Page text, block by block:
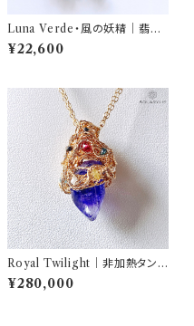
Luna Verde・風の妖精｜翡翠
＆グリーンオパール ピアス（K14
GF）｜AQUARYLIS
¥22,600
Royal Twilight｜非加熱タン
ザナイト ペンダント（14Kゴール
ドフィルド）｜AQUARYLIS
¥280,000